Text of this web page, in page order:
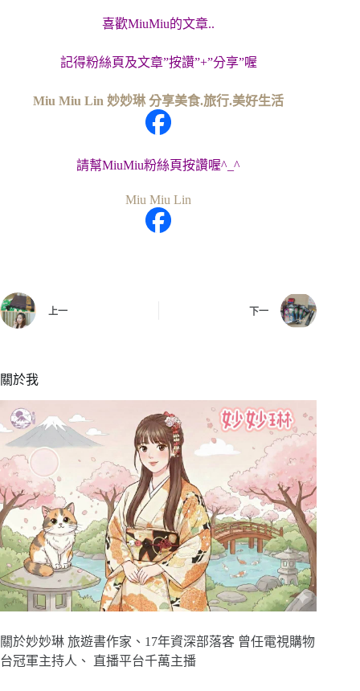
喜歡MiuMiu的文章..
記得粉絲頁及文章”按讚”+”分享”喔
Miu Miu Lin 妙妙琳 分享美食.旅行.美好生活
請幫MiuMiu粉絲頁按讚喔^_^
Miu Miu Lin
上一 下一
關於我
關於妙妙琳 旅遊書作家、17年資深部落客 曾任電視購物
台冠軍主持人、 直播平台千萬主播